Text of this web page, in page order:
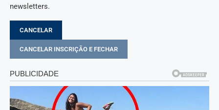
newsletters.
CANCELAR
CANCELAR INSCRIÇÃO E FECHAR